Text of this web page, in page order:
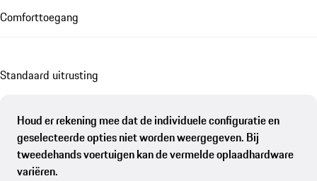
Comforttoegang
Standaard uitrusting
Houd er rekening mee dat de individuele configuratie en
geselecteerde opties niet worden weergegeven. Bij
tweedehands voertuigen kan de vermelde oplaadhardware
variëren.